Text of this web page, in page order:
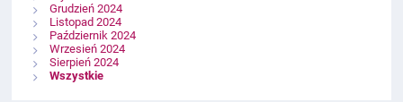
Grudzień 2024
Listopad 2024
Październik 2024
Wrzesień 2024
Sierpień 2024
Wszystkie